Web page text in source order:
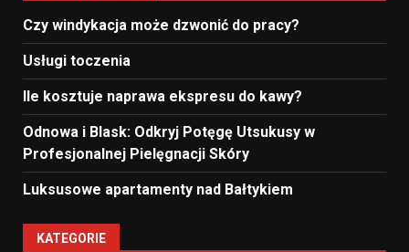
Czy windykacja może dzwonić do pracy?
Usługi toczenia
Ile kosztuje naprawa ekspresu do kawy?
Odnowa i Blask: Odkryj Potęgę Utsukusy w
Profesjonalnej Pielęgnacji Skóry
Luksusowe apartamenty nad Bałtykiem
KATEGORIE